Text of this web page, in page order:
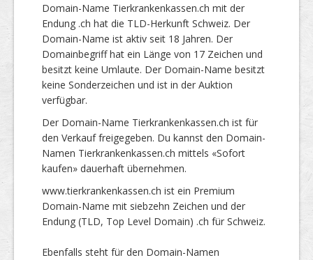
Domain-Name Tierkrankenkassen.ch mit der
Endung .ch hat die TLD-Herkunft Schweiz. Der
Domain-Name ist aktiv seit 18 Jahren. Der
Domainbegriff hat ein Länge von 17 Zeichen und
besitzt keine Umlaute. Der Domain-Name besitzt
keine Sonderzeichen und ist in der Auktion
verfügbar.
Der Domain-Name Tierkrankenkassen.ch ist für
den Verkauf freigegeben. Du kannst den Domain-
Namen Tierkrankenkassen.ch mittels «Sofort
kaufen» dauerhaft übernehmen.
www.tierkrankenkassen.ch ist ein Premium
Domain-Name mit siebzehn Zeichen und der
Endung (TLD, Top Level Domain) .ch für Schweiz.
Ebenfalls steht für den Domain-Namen